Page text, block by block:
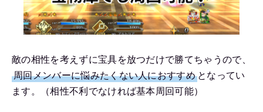
敵の相性を考えずに宝具を放つだけで勝てちゃうので、
周回メンバーに悩みたくない人におすすめ となってい
ます。（相性不利でなければ基本周回可能）